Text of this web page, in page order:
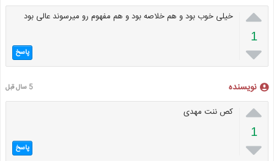

1

خیلی خوب بود و هم خلاصه بود و هم مفهوم رو میرسوند عالی بود
پاسخ
نویسنده 5 سال قبل

1

کص ننت مهدی
پاسخ